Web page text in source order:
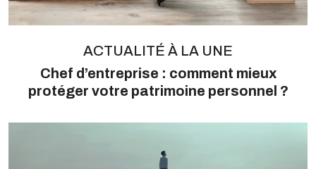
ACTUALITÉ À LA UNE
Chef d’entreprise : comment mieux
protéger votre patrimoine personnel ?